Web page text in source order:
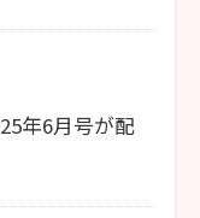
年6月号が配